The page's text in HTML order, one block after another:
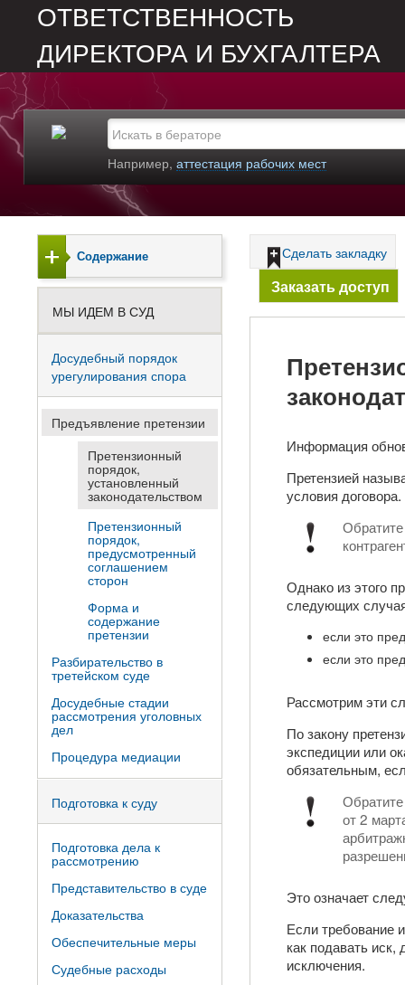
ОТВЕТСТВЕННОСТЬ
ДИРЕКТОРА И БУХГАЛТЕРА
Например, аттестация рабочих мест
Сделать закладку
Заказать доступ
Информация
Претензией
условия договора.
Однако из этого
следующих
если это
если это
Рассмотрим эти
По закону
экспедиции или
обязательным,
от 2
Это означает
Если требование
как подавать иск,
исключения.
Содержание
МЫ ИДЕМ В СУД
Досудебный порядок
урегулирования спора
Предъявление претензии
Претензионный
порядок,
установленный
законодательством
Претензионный
порядок,
предусмотренный
соглашением
сторон
Форма и
содержание
претензии
Разбирательство в
третейском суде
Досудебные стадии
рассмотрения уголовных
дел
Процедура медиации
Подготовка к суду
Подготовка дела к
рассмотрению
Представительство в суде
Доказательства
Обеспечительные меры
Судебные расходы